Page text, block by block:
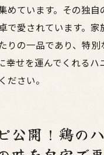
めています。その独自
で愛されています。家
りの一品であり、特
幸せを運んでくれるハ
ださい。
公開！鶏の